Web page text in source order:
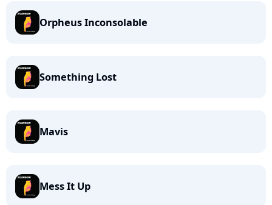
Orpheus Inconsolable
Something Lost
Mavis
Mess It Up